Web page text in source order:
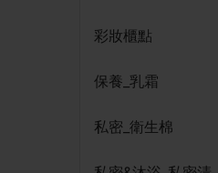
彩妝櫃點
保養_乳霜
私密_衛生棉